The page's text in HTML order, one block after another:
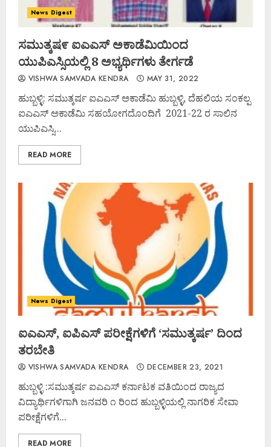
News Digest
ಸಮುತ್ಕಷ೯ ಐಎಎಸ್ ಅಕಾಡೆಮಿಯಿಂದ
ಯುಪಿಎಸ್ಸಿಯಲ್ಲಿ 8 ಅಭ್ಯರ್ಥಿಗಳು ತೇರ್ಗಡೆ
VISHWA SAMVADA KENDRA MAY 31, 2022
ಹುಬ್ಬಳ್ಳಿ: ಸಮುತ್ಕರ್ಷ ಐಎಎಸ್ ಅಕಾಡೆಮಿ ಹುಬ್ಬಳ್ಳಿ, ದೆಹಲಿಯ ಸಂಕಲ್ಪ
ಐಎಎಸ್ ಅಕಾಡೆಮಿ ಸಹಯೋಗದೊಂದಿಗೆ 2021-22 ರ ಸಾಲಿನ
ಯುಪಿಎಸ್ಸಿ...
READ MORE
News Digest
ಐಎಎಸ್, ಐಪಿಎಸ್ ಪರೀಕ್ಷೆಗಳಿಗೆ ‘ಸಮುತ್ಕರ್ಷ’ ದಿಂದ
ತರಬೇತಿ
VISHWA SAMVADA KENDRA DECEMBER 23, 2021
ಹುಬ್ಬಳ್ಳಿ :ಸಮುತ್ಕರ್ಷ ಐಎಎಸ್ ಕರ್ನಾಟಕ ವತಿಯಿಂದ ರಾಜ್ಯದ
ವಿದ್ಯಾರ್ಥಿಗಳಿಗಾಗಿ ಜನವರಿ ೧ ರಿಂದ ಹುಬ್ಬಳ್ಳಿಯಲ್ಲಿ ನಾಗರಿಕ ಸೇವಾ
ಪರೀಕ್ಷೆಗಳಿಗೆ...
READ MORE